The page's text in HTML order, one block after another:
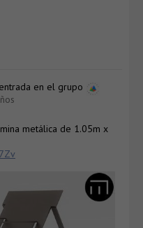
en el grupo
metálica de 1.05m x